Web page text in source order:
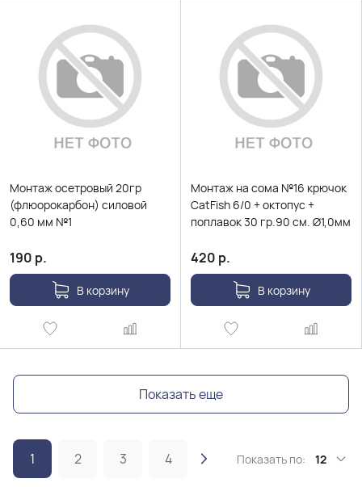
Монтаж осетровый 20гр
(флюорокарбон) силовой
0,60 мм №1
190 р.
В корзину
Монтаж на сома №16 крючок
CatFish 6/0 + октопус +
поплавок 30 гр.90 см. Ø1,0мм
420 р.
В корзину
Показать еще
1 2 3 4 Показать по: 12